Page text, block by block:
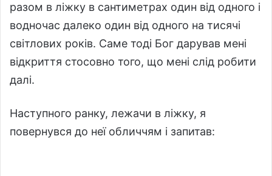
разом в ліжку в сантиметрах один від одного і
водночас далеко один від одного на тисячі
світлових років. Саме тоді Бог дарував мені
відкриття стосовно того, що мені слід робити
далі.
Наступного ранку, лежачи в ліжку, я
повернувся до неї обличчям і запитав: